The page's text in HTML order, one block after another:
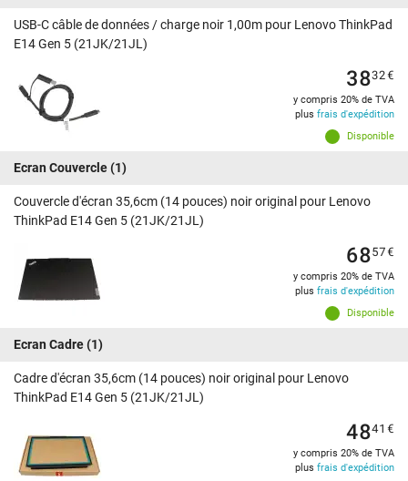
USB-C câble de données / charge noir 1,00m pour Lenovo ThinkPad
E14 Gen 5 (21JK/21JL)
Disponible
3832€
y compris 20% de TVA
plus frais d'expédition
Ecran Couvercle(1)
Couvercle d'écran 35,6cm (14 pouces) noir original pour Lenovo
ThinkPad E14 Gen 5 (21JK/21JL)
Disponible
6857€
y compris 20% de TVA
plus frais d'expédition
Ecran Cadre(1)
Cadre d'écran 35,6cm (14 pouces) noir original pour Lenovo
ThinkPad E14 Gen 5 (21JK/21JL)
4841 €
y compris 20% de TVA
plus frais d'expédition